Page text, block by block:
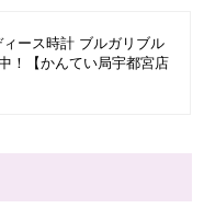
ース時計 ブルガリブル
！【かんてい局宇都宮店